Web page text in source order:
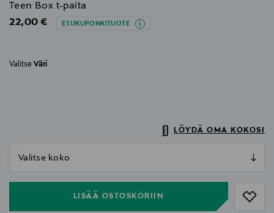
Teen Box t-paita
Original Price
22,00 € ETUKUPONKITUOTE
Valitse Väri
LÖYDÄ OMA KOKOSI
LISÄÄ OSTOSKORIIN